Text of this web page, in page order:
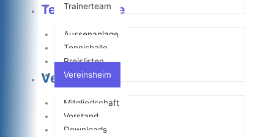
Trainerteam
Tennisanlage
Aussenanlage
Tennishalle
Preislisten
Vereinsheim
Verein
Mitgliedschaft
Vorstand
Downloads